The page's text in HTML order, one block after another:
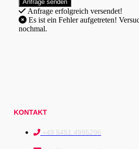
Anfrage erfolgreich versendet!
nochmal.
KONTAKT
+49 5451 4995296